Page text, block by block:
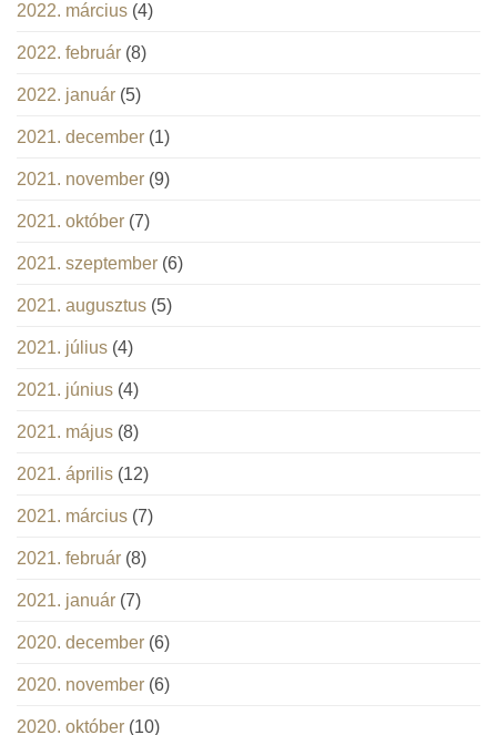
2022. március (4)
2022. február (8)
2022. január (5)
2021. december (1)
2021. november (9)
2021. október (7)
2021. szeptember (6)
2021. augusztus (5)
2021. július (4)
2021. június (4)
2021. május (8)
2021. április (12)
2021. március (7)
2021. február (8)
2021. január (7)
2020. december (6)
2020. november (6)
2020. október (10)